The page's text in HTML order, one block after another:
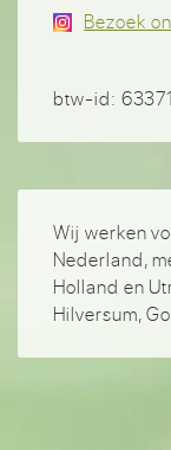
Bezoek
btw-id:
Wij werken
Nederland,
Holland en
Hilversum,